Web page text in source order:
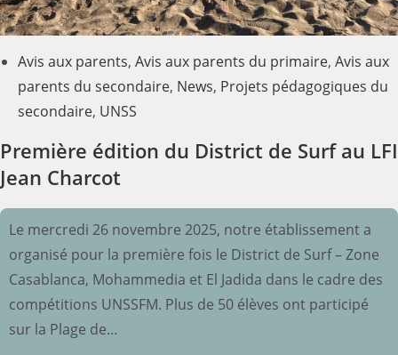
Avis aux parents, Avis aux parents du primaire, Avis aux
parents du secondaire, News, Projets pédagogiques du
secondaire, UNSS
Première édition du District de Surf au LFI
Jean Charcot
Le mercredi 26 novembre 2025, notre établissement a
organisé pour la première fois le District de Surf – Zone
Casablanca, Mohammedia et El Jadida dans le cadre des
compétitions UNSSFM. Plus de 50 élèves ont participé
sur la Plage de…